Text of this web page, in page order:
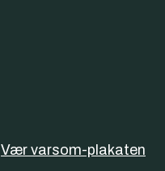
Vær varsom-plakaten